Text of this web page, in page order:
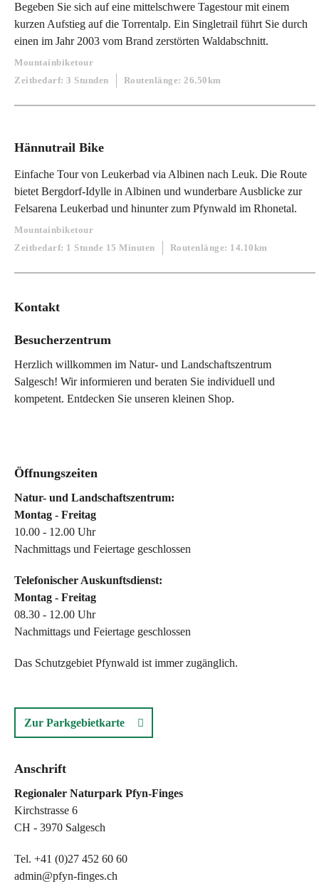
Begeben Sie sich auf eine mittelschwere Tagestour mit einem
kurzen Aufstieg auf die Torrentalp. Ein Singletrail führt Sie durch
einen im Jahr 2003 vom Brand zerstörten Waldabschnitt.
Mountainbiketour
Zeitbedarf: 3 Stunden
Routenlänge: 26.50km
Hännutrail Bike
Einfache Tour von Leukerbad via Albinen nach Leuk. Die Route
bietet Bergdorf-Idylle in Albinen und wunderbare Ausblicke zur
Felsarena Leukerbad und hinunter zum Pfynwald im Rhonetal.
Mountainbiketour
Zeitbedarf: 1 Stunde 15 Minuten
Routenlänge: 14.10km
Kontakt
Besucherzentrum
Herzlich willkommen im Natur- und Landschaftszentrum
Salgesch! Wir informieren und beraten Sie individuell und
kompetent. Entdecken Sie unseren kleinen Shop.
Öffnungszeiten
Natur- und Landschaftszentrum:
Montag - Freitag
10.00 - 12.00 Uhr
Nachmittags und Feiertage geschlossen
Telefonischer Auskunftsdienst:
Montag - Freitag
08.30 - 12.00 Uhr
Nachmittags und Feiertage geschlossen
Das Schutzgebiet Pfynwald ist immer zugänglich.
Zur Parkgebietkarte
Anschrift
Regionaler Naturpark Pfyn-Finges
Kirchstrasse 6
CH - 3970 Salgesch
Tel. +41 (0)27 452 60 60
admin@pfyn-finges.ch